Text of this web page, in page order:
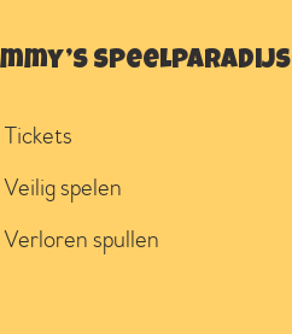
Speelparadijs
Tickets
Veilig spelen
Verloren spullen